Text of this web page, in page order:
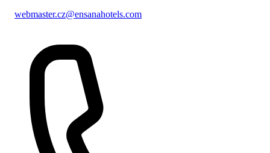
webmaster.cz@ensanahotels.com